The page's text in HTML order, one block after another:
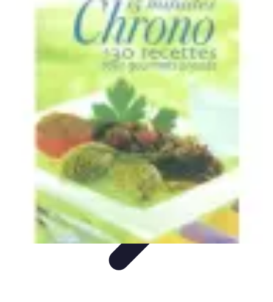
Recettes de Poissons
Recettes de Papillote
Recettes FacilesRecettesRecettes de
Recettes de Poisson
Recettes de Poissons